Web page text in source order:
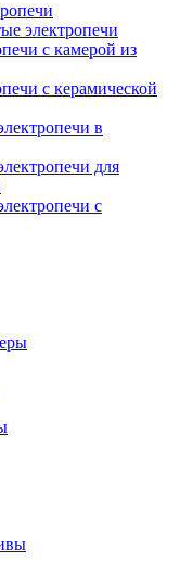
электропечи
с камерой из
с керамической
в
для
с